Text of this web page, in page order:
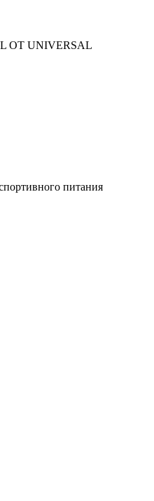
ОТ UNIVERSAL
питания